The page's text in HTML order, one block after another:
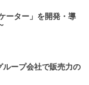
ーター」を開発・導
ループ会社で販売力の